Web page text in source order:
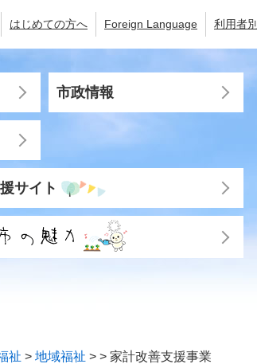
はじめての方へ Foreign Language 利用者別
市政情報
サイト
祉 > 地域福祉 > > 家計改善支援事業